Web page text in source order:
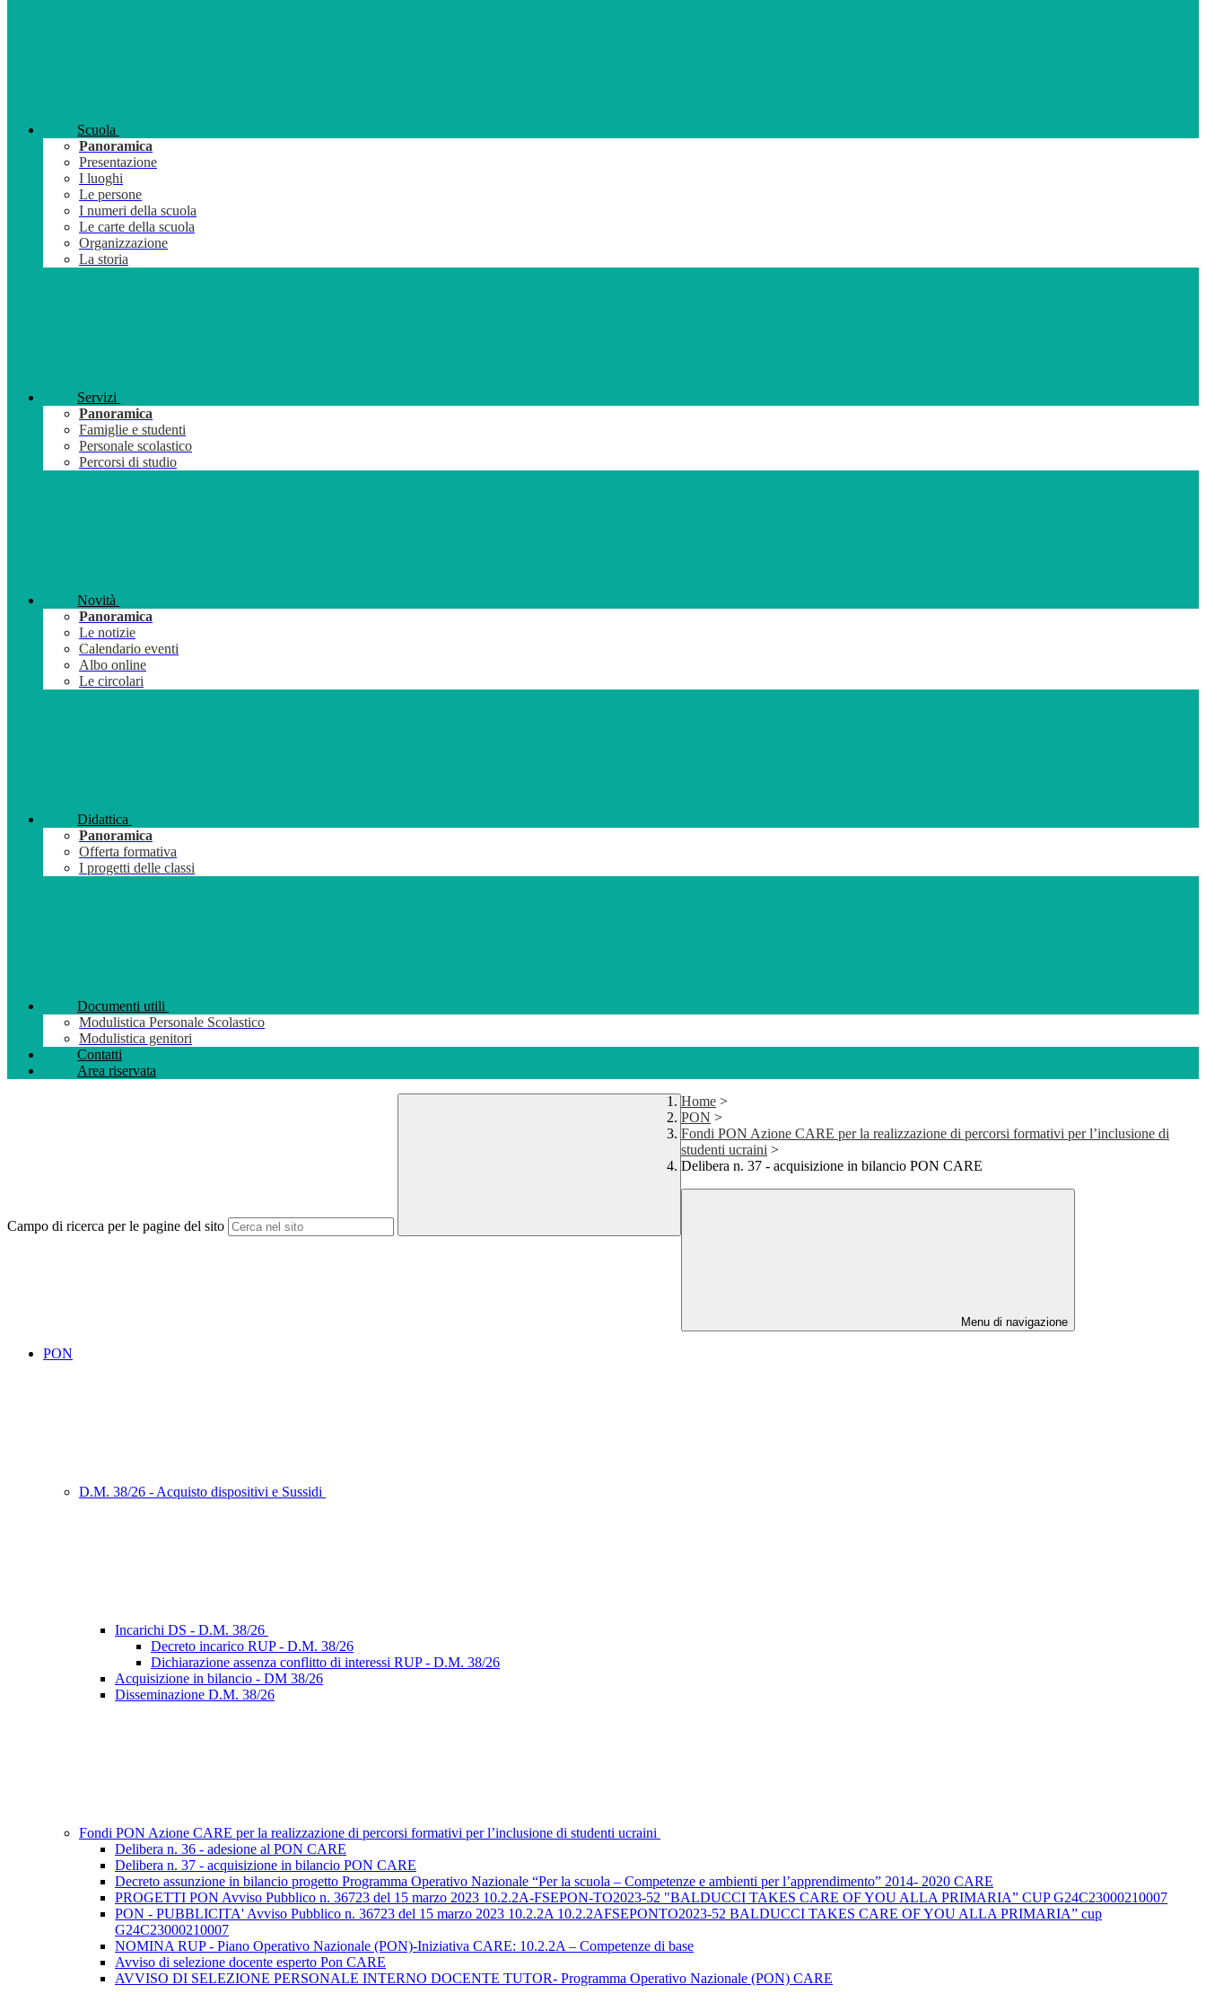
Scuola
Panoramica
Presentazione
I luoghi
Le persone
I numeri della scuola
Le carte della scuola
Organizzazione
La storia
Servizi
Panoramica
Famiglie e studenti
Personale scolastico
Percorsi di studio
Novità
Panoramica
Le notizie
Calendario eventi
Albo online
Le circolari
Didattica
Panoramica
Offerta formativa
I progetti delle classi
Documenti utili
Modulistica Personale Scolastico
Modulistica genitori
Contatti
Area riservata
Campo di ricerca per le pagine del sito
Home >
PON >
Fondi PON Azione CARE per la realizzazione di percorsi formativi per l’inclusione di
studenti ucraini >
Delibera n. 37 - acquisizione in bilancio PON CARE
Menu di navigazione
PON
D.M. 38/26 - Acquisto dispositivi e Sussidi
Incarichi DS - D.M. 38/26
Decreto incarico RUP - D.M. 38/26
Dichiarazione assenza conflitto di interessi RUP - D.M. 38/26
Acquisizione in bilancio - DM 38/26
Disseminazione D.M. 38/26
Fondi PON Azione CARE per la realizzazione di percorsi formativi per l’inclusione di studenti ucraini
Delibera n. 36 - adesione al PON CARE
Delibera n. 37 - acquisizione in bilancio PON CARE
Decreto assunzione in bilancio progetto Programma Operativo Nazionale “Per la scuola – Competenze e ambienti per l’apprendimento” 2014- 2020 CARE
PROGETTI PON Avviso Pubblico n. 36723 del 15 marzo 2023 10.2.2A-FSEPON-TO2023-52 "BALDUCCI TAKES CARE OF YOU ALLA PRIMARIA” CUP G24C23000210007
PON - PUBBLICITA' Avviso Pubblico n. 36723 del 15 marzo 2023 10.2.2A 10.2.2AFSEPONTO2023-52 BALDUCCI TAKES CARE OF YOU ALLA PRIMARIA” cup
G24C23000210007
NOMINA RUP - Piano Operativo Nazionale (PON)-Iniziativa CARE: 10.2.2A – Competenze di base
Avviso di selezione docente esperto Pon CARE
AVVISO DI SELEZIONE PERSONALE INTERNO DOCENTE TUTOR- Programma Operativo Nazionale (PON) CARE